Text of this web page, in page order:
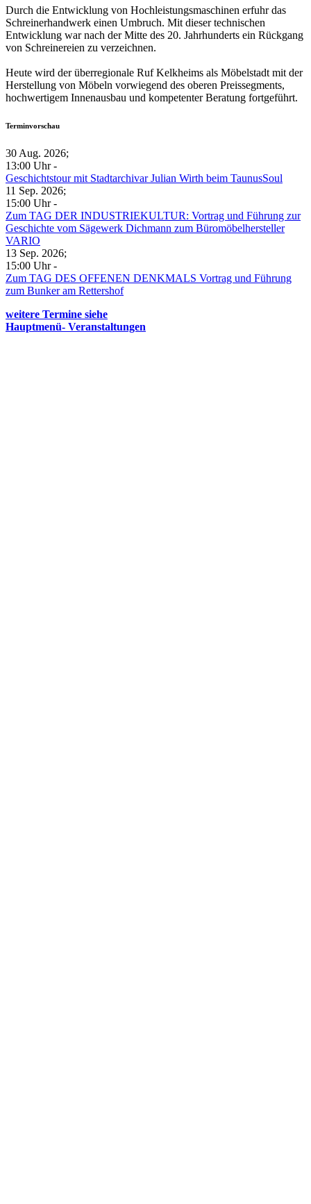
Durch die Entwicklung von Hochleistungsmaschinen erfuhr das
Schreinerhandwerk einen Umbruch. Mit dieser technischen
Entwicklung war nach der Mitte des 20. Jahrhunderts ein Rückgang
von Schreinereien zu verzeichnen.
Heute wird der überregionale Ruf Kelkheims als Möbelstadt mit der
Herstellung von Möbeln vorwiegend des oberen Preissegments,
hochwertigem Innenausbau und kompetenter Beratung fortgeführt.
Terminvorschau
30 Aug. 2026;
13:00 Uhr-
Geschichtstour mit Stadtarchivar Julian Wirth beim TaunusSoul
11 Sep. 2026;
15:00 Uhr-
Zum TAG DER INDUSTRIEKULTUR: Vortrag und Führung zur
Geschichte vom Sägewerk Dichmann zum Büromöbelhersteller
VARIO
13 Sep. 2026;
15:00 Uhr-
Zum TAG DES OFFENEN DENKMALS Vortrag und Führung
zum Bunker am Rettershof
weitere Termine siehe
Hauptmenü- Veranstaltungen